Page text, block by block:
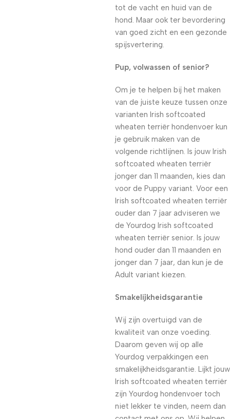
tot de vacht en huid van de
hond. Maar ook ter bevordering
van goed zicht en een gezonde
spijsvertering.
Pup, volwassen of senior?
Om je te helpen bij het maken
van de juiste keuze tussen onze
varianten Irish softcoated
wheaten terriër hondenvoer kun
je gebruik maken van de
volgende richtlijnen. Is jouw Irish
softcoated wheaten terriër
jonger dan 11 maanden, kies dan
voor de Puppy variant. Voor een
Irish softcoated wheaten terriër
ouder dan 7 jaar adviseren we
de Yourdog Irish softcoated
wheaten terriër senior. Is jouw
hond ouder dan 11 maanden en
jonger dan 7 jaar, dan kun je de
Adult variant kiezen.
Smakelijkheidsgarantie
Wij zijn overtuigd van de
kwaliteit van onze voeding.
Daarom geven wij op alle
Yourdog verpakkingen een
smakelijkheidsgarantie. Lijkt jouw
Irish softcoated wheaten terriër
zijn Yourdog hondenvoer toch
niet lekker te vinden, neem dan